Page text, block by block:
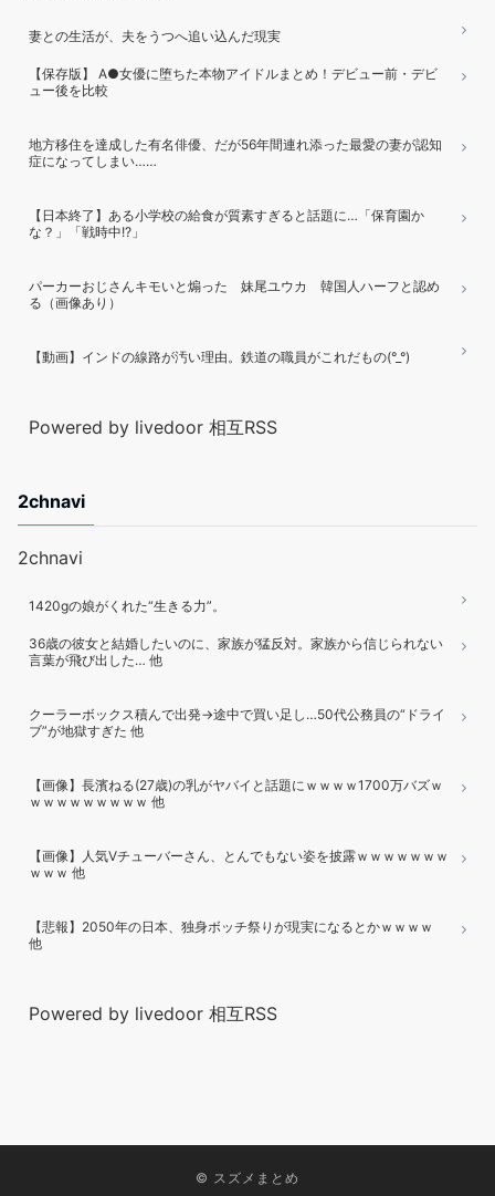
妻との生活が、夫をうつへ追い込んだ現実
【保存版】 A●女優に堕ちた本物アイドルまとめ！デビュー前・デビ
ュー後を比較
地方移住を達成した有名俳優、だが56年間連れ添った最愛の妻が認知
症になってしまい……
【日本終了】ある小学校の給食が質素すぎると話題に…「保育園か
な？」「戦時中!?」
パーカーおじさんキモいと煽った 妹尾ユウカ 韓国人ハーフと認め
る（画像あり）
【動画】インドの線路が汚い理由。鉄道の職員がこれだもの(°_°)
Powered by livedoor 相互RSS
2chnavi
2chnavi
1420gの娘がくれた“生きる力”。
36歳の彼女と結婚したいのに、家族が猛反対。家族から信じられない
言葉が飛び出した… 他
クーラーボックス積んで出発→途中で買い足し…50代公務員の“ドライ
ブ”が地獄すぎた 他
【画像】長濱ねる(27歳)の乳がヤバイと話題にｗｗｗｗ1700万バズｗ
ｗｗｗｗｗｗｗｗｗ 他
【画像】人気Vチューバーさん、とんでもない姿を披露ｗｗｗｗｗｗｗ
ｗｗｗ 他
【悲報】2050年の日本、独身ボッチ祭りが現実になるとかｗｗｗｗ
他
Powered by livedoor 相互RSS
© スズメまとめ